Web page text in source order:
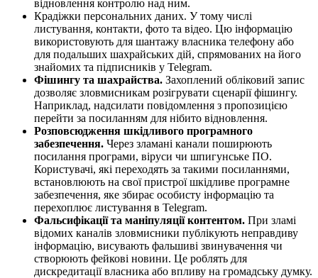
відновлення контролю над ним.
Крадіжки персональних даних. У тому числі
листування, контакти, фото та відео. Цю інформацію
використовують для шантажу власника телефону або
для подальших шахрайських дій, спрямованих на його
знайомих та підписників у Telegram.
Фішингу та шахрайства. Захоплений обліковий запис
дозволяє зловмисникам розігрувати сценарії фішингу.
Наприклад, надсилати повідомлення з пропозицією
перейти за посиланням для нібито відновлення.
Розповсюдження шкідливого програмного
забезпечення. Через зламані канали поширюють
посилання програми, віруси чи шпигунське ПО.
Користувачі, які переходять за такими посиланнями,
встановлюють на свої пристрої шкідливе програмне
забезпечення, яке збирає особисту інформацію та
перехоплює листування в Telegram.
Фальсифікації та маніпуляції контентом. При зламі
відомих каналів зловмисники публікують неправдиву
інформацію, висувають фальшиві звинувачення чи
створюють фейкові новини. Це роблять для
дискредитації власника або впливу на громадську думку.